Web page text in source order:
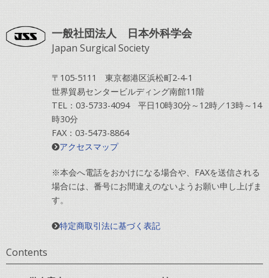
一般社団法人 日本外科学会
Japan Surgical Society
〒105-5111 東京都港区浜松町2-4-1
世界貿易センタービルディング南館11階
TEL：03-5733-4094 平日10時30分～12時／13時～14
時30分
FAX：03-5473-8864
アクセスマップ
※本会へ電話をおかけになる場合や、FAXを送信される
場合には、番号にお間違えのないようお願い申し上げま
す。
特定商取引法に基づく表記
Contents